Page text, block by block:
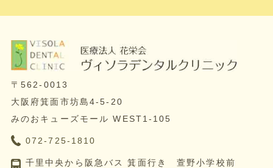
〒562-0013
大阪府箕面市坊島4-5-20
みのおキューズモール WEST1-105
072-725-1810
千里中央から阪急バス 箕面行き 萱野小学校前